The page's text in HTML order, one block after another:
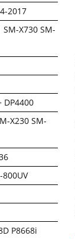
2017
X730 SM-
DP4400
X230 SM-
P8668i